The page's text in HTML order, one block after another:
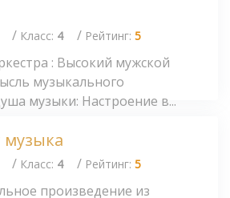
/ Класс: 4 / Рейтинг: 5
: Высокий мужской
музыкального
музыки: Настроение в...
музыка
/ Класс: 4 / Рейтинг: 5
произведение из